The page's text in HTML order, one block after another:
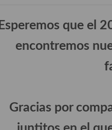
Esperemos que el
encontremos
Gracias por